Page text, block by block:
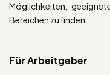
Möglichkeiten,
Bereichen zu finden.
Für Arbeitgeber